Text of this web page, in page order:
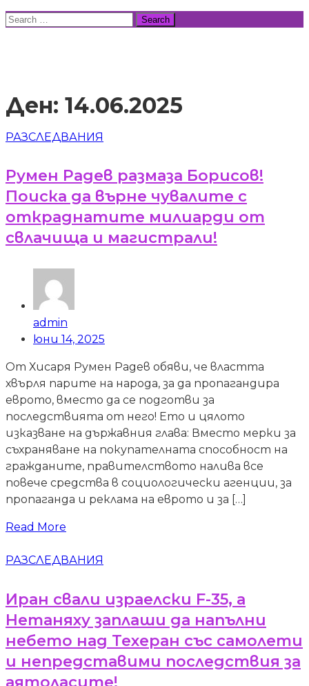
Skip
Search
Ден: 14.06.2025
РАЗСЛЕДВАНИЯ
Румен Радев размаза Борисов!
Поиска да върне чувалите с
откраднатите милиарди от
свлачища и магистрали!
admin
юни 14, 2025
От Хисаря Румен Радев обяви, че властта
хвърля парите на народа, за да пропагандира
еврото, вместо да се подготви за
последствията от него! Ето и цялото
изказване на държавния глава: Вместо мерки за
съхраняване на покупателната способност на
гражданите, правителството налива все
повече средства в социологически агенции, за
пропаганда и реклама на еврото и за […]
Read More
РАЗСЛЕДВАНИЯ
Иран свали израелски F-35, а
Нетаняху заплаши да напълни
небето над Техеран със самолети
и непредставими последствия за
аятоласите!